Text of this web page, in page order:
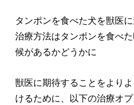
タンポンを食べた犬を獣医に
治療方法はタンポンを食べ
候があるかどうかに
獣医に期待することをより
けるために、以下の治療オ